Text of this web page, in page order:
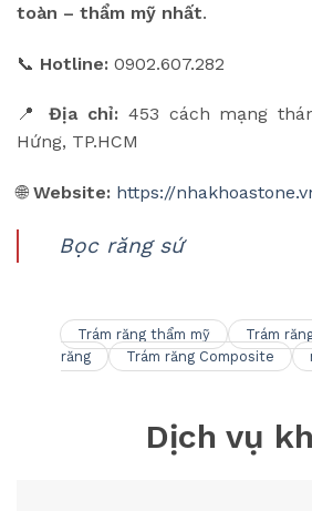
toàn – thẩm mỹ nhất.
📞 Hotline: 0902.607.282
📍 Địa chỉ:453 cách mạng
Hứng, TP.HCM
🌐 Website: https://
Bọc răng sứ
Trám răng thẩm mỹ Trám
răng
Trám răng Composite
Dịch vụ